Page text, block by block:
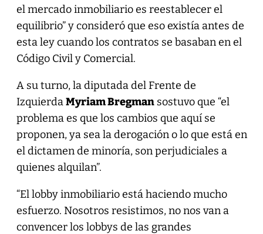
el mercado inmobiliario es reestablecer el
equilibrio” y consideró que eso existía antes de
esta ley cuando los contratos se basaban en el
Código Civil y Comercial.
A su turno, la diputada del Frente de
IzquierdaMyriam Bregmansostuvo que “el
problema es que los cambios que aquí se
proponen, ya sea la derogación o lo que está en
el dictamen de minoría, son perjudiciales a
quienes alquilan”.
“El lobby inmobiliario está haciendo mucho
esfuerzo. Nosotros resistimos, no nos van a
convencer los lobbys de las grandes